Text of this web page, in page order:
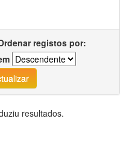
registos por:
resultados.